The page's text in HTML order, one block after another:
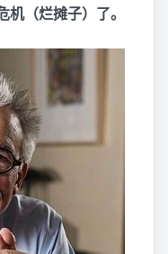
（烂摊子）了。